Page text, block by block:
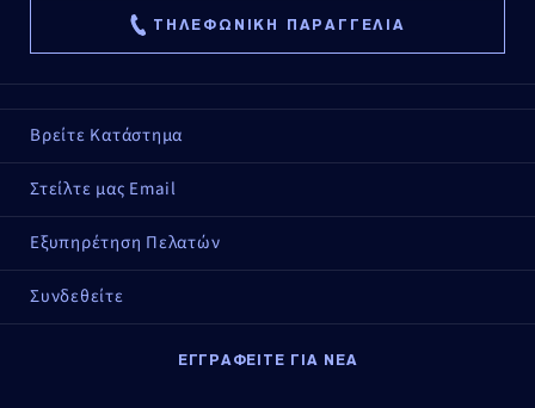
ΤΗΛΕΦΩΝΙΚΗ ΠΑΡΑΓΓΕΛΙΑ
Βρείτε Κατάστημα
Στείλτε μας Email
Εξυπηρέτηση Πελατών
Συνδεθείτε
ΕΓΓΡΑΦΕΙΤΕ ΓΙΑ ΝΕΑ